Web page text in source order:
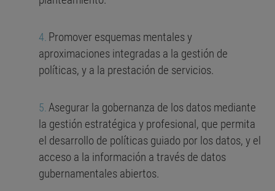
Promover esquemas mentales y
aproximaciones integradas a la gestión de
políticas, y a la prestación de servicios.
Asegurar la gobernanza de los datos mediante
la gestión estratégica y profesional, que permita
el desarrollo de políticas guiado por los datos, y el
acceso a la información a través de datos
gubernamentales abiertos.